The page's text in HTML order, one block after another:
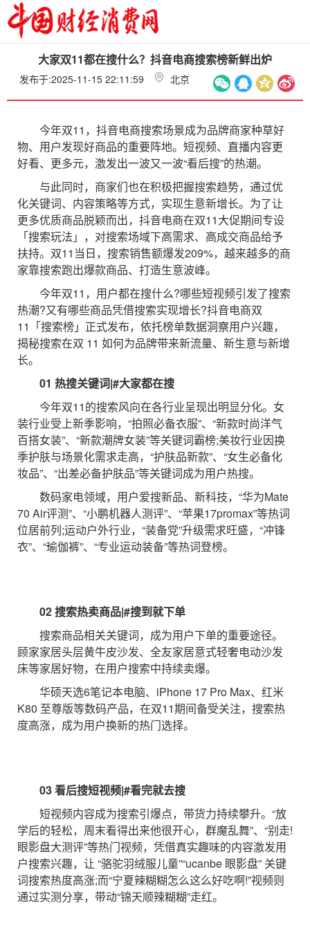
大家双11都在搜什么？抖音电商搜索榜新鲜出炉
发布于:2025-11-15 22:11:59 北京
今年双11，抖音电商搜索场景成为品牌商家种草好
物、用户发现好商品的重要阵地。短视频、直播内容更
好看、更多元，激发出一波又一波“看后搜”的热潮。
与此同时，商家们也在积极把握搜索趋势，通过优
化关键词、内容策略等方式，实现生意新增长。为了让
更多优质商品脱颖而出，抖音电商在双11大促期间专设
「搜索玩法」，对搜索场域下高需求、高成交商品给予
扶持。双11当日，搜索销售额爆发209%，越来越多的商
家靠搜索跑出爆款商品、打造生意波峰。
今年双11，用户都在搜什么?哪些短视频引发了搜索
热潮?又有哪些商品凭借搜索实现增长?抖音电商双
11「搜索榜」正式发布，依托榜单数据洞察用户兴趣，
揭秘搜索在双 11 如何为品牌带来新流量、新生意与新增
长。
01 热搜关键词|#大家都在搜
今年双11的搜索风向在各行业呈现出明显分化。女
装行业受上新季影响，“拍照必备衣服”、“新款时尚洋气
百搭女装”、“新款潮牌女装”等关键词霸榜;美妆行业因换
季护肤与场景化需求走高，“护肤品新款”、“女生必备化
妆品”、“出差必备护肤品”等关键词成为用户热搜。
数码家电领域，用户爱搜新品、新科技，“华为Mate
70 Air评测”、“小鹏机器人测评”、“苹果17promax”等热词
位居前列;运动户外行业，“装备党”升级需求旺盛，“冲锋
衣”、“瑜伽裤”、“专业运动装备”等热词登榜。
02 搜索热卖商品|#搜到就下单
搜索商品相关关键词，成为用户下单的重要途径。
顾家家居头层黄牛皮沙发、全友家居意式轻奢电动沙发
床等家居好物，在用户搜索中持续卖爆。
华硕天选6笔记本电脑、iPhone 17 Pro Max、红米
K80 至尊版等数码产品，在双11期间备受关注，搜索热
度高涨，成为用户换新的热门选择。
03 看后搜短视频|#看完就去搜
短视频内容成为搜索引爆点，带货力持续攀升。“放
学后的轻松，周末看得出来他很开心，群魔乱舞”、“别走!
眼影盘大测评”等热门视频，凭借真实趣味的内容激发用
户搜索兴趣，让 “骆驼羽绒服儿童”“ucanbe 眼影盘” 关键
词搜索热度高涨;而“宁夏辣糊糊怎么这么好吃啊!”视频则
通过实测分享，带动“锦天顺辣糊糊”走红。